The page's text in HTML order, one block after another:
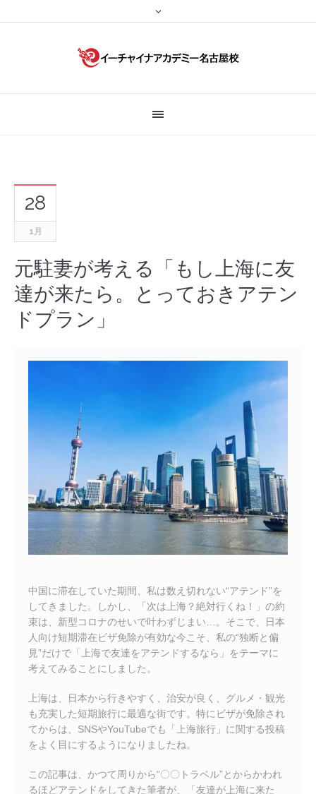
28
1月
元駐妻が考える「もし上海に友
達が来たら。とっておきアテン
ドプラン」
中国に滞在していた期間、私は数え切れない“アテンド”を
してきました。しかし、「次は上海？絶対行くね！」の約
束は、新型コロナのせいで叶わずじまい…。そこで、日本
人向け短期滞在ビザ免除が有効な今こそ、私の“独断と偏
見”だけで「上海で友達をアテンドするなら」をテーマに
考えてみることにしました。
上海は、日本から行きやすく、治安が良く、グルメ・観光
も充実した短期旅行に最適な街です。特にビザが免除され
てからは、SNSやYouTubeでも「上海旅行」に関する投稿
をよく目にするようになりましたね。
この記事は、かつて周りから“〇〇トラベル”とからかわれ
るほどアテンドをしてきた筆者が、「友達が上海に来た